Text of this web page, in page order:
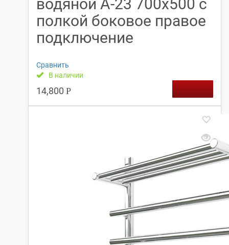
водяной А-23 700х500 с
полкой боковое правое
подключение
Сравнить
В наличии
14,800 Р